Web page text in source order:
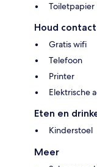
Toiletpapier
Houd
Gratis wifi
Telefoon
Printer
Elektrische
Eten en
Kinderstoel
Meer